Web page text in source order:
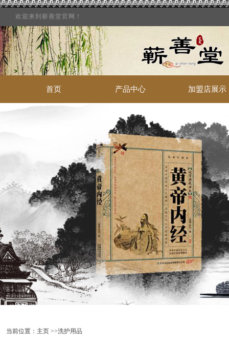
欢迎来到蕲善堂官网！
首页 产品中心 加盟店展示
当前位置： 主页 >>洗护用品